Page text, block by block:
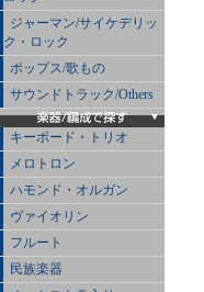
ジャーマン/サイケデリッ
ク・ロック
ポップス/歌もの
サウンドトラック/Others
キーボード・トリオ
メロトロン
ハモンド・オルガン
ヴァイオリン
フルート
民族楽器